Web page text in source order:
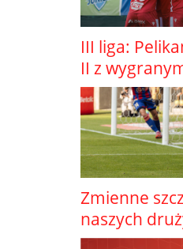
III liga:
II z
Zmienne
naszych